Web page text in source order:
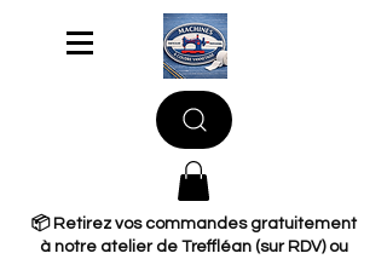
📦 Retirez vos commandes gratuitement
à notre atelier de Treffléan (sur RDV) ou